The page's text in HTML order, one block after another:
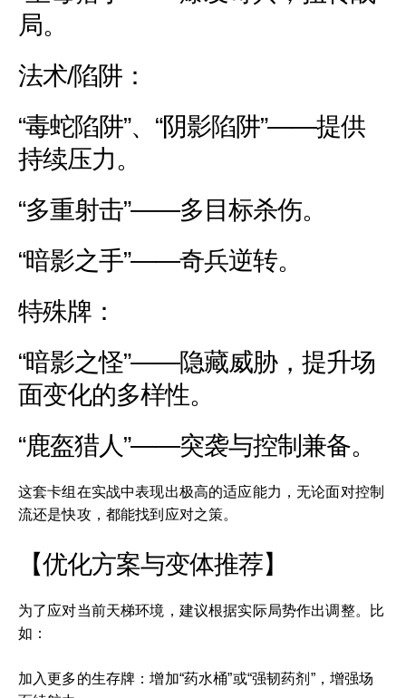
局。
法术/陷阱：
“毒蛇陷阱”、“阴影陷阱”——提供
持续压力。
“多重射击”——多目标杀伤。
“暗影之手”——奇兵逆转。
特殊牌：
“暗影之怪”——隐藏威胁，提升场
面变化的多样性。
“鹿盔猎人”——突袭与控制兼备。
这套卡组在实战中表现出极高的适应能力，无论面对控制
流还是快攻，都能找到应对之策。
【优化方案与变体推荐】
为了应对当前天梯环境，建议根据实际局势作出调整。比
如：
加入更多的生存牌：增加“药水桶”或“强韧药剂”，增强场